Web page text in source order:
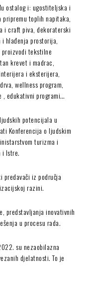
ostalog i: ugostiteljska i
toplih napitaka,
i craft piva, dekoraterski
hlađenja prostorija,
tekstilne
krevet i madrac,
i eksterijera,
wellness program,
, edukativni programi…
potencijala u
Konferencija o ljudskim
turizma i
i Istre.
predavači iz područja
razini.
predstavljanja inovativnih
u procesu rada.
su nezaobilazna
djelatnosti. To je